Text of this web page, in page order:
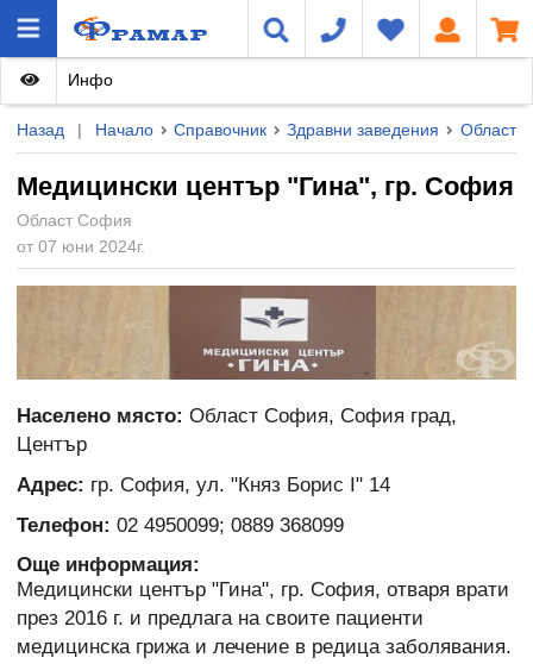
Назад | Начало Справочник Здравни заведения Област
Медицински център "Гина", гр. София
Област София
от 07 юни 2024г.
Инфо
Населено място: Област София, София град,
Център
Адрес: гр. София, ул. "Княз Борис I" 14
Телефон: 02 4950099; 0889 368099
Още информация:
Медицински център "Гина", гр. София, отваря врати
през 2016 г. и предлага на своите пациенти
медицинска грижа и лечение в редица заболявания.